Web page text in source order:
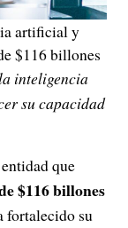
artificial y
$116 billones
inteligencia
su capacidad
que
$116 billones
fortalecido su